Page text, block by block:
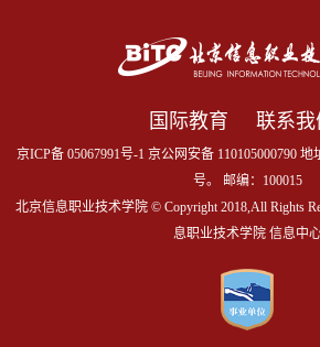
国际教育 联系我
京ICP备 05067991号-1 京公网安备 110105000790
号。 邮编：100015
北京信息职业技术学院 © Copyright 2018,All Rights
息职业技术学院 信息中